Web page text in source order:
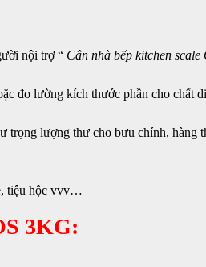
nội trợ “ Cân nhà bếp kitchen scale
đo lường kích thước phần cho chất
trọng lượng thư cho bưu chính, hàng
tiệu hộc vvv…
3KG: